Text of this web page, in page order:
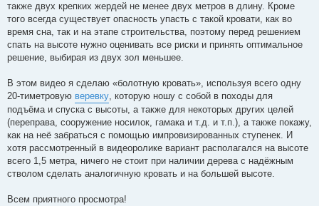
также двух крепких жердей не менее двух метров в длину. Кроме
того всегда существует опасность упасть с такой кровати, как во
время сна, так и на этапе строительства, поэтому перед решением
спать на высоте нужно оценивать все риски и принять оптимальное
решение, выбирая из двух зол меньшее.
В этом видео я сделаю «болотную кровать», используя всего одну
20-тиметровую веревку, которую ношу с собой в походы для
подъёма и спуска с высоты, а также для некоторых других целей
(переправа, сооружение носилок, гамака и т.д. и т.п.), а также покажу,
как на неё забраться с помощью импровизированных ступенек. И
хотя рассмотренный в видеоролике вариант располагался на высоте
всего 1,5 метра, ничего не стоит при наличии дерева с надёжным
стволом сделать аналогичную кровать и на большей высоте.
Всем приятного просмотра!